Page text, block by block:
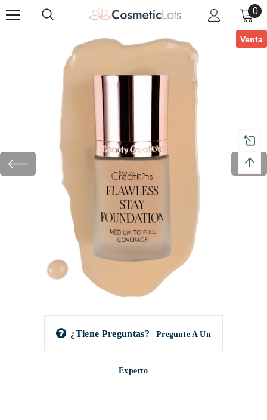
0
Venta
¿Tiene Preguntas? Pregunte A Un
Experto